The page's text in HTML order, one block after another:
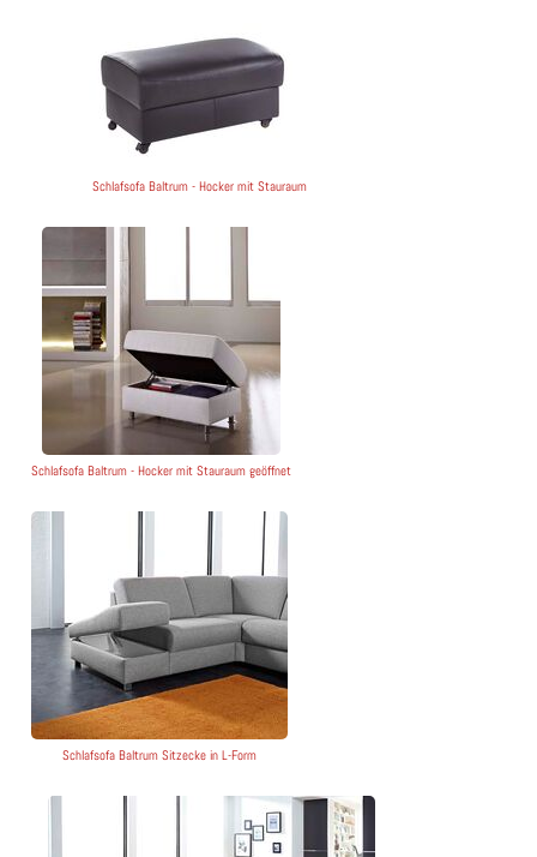
Schlafsofa Baltrum - Hocker mit Stauraum
Schlafsofa Baltrum - Hocker mit Stauraum geöffnet
Schlafsofa Baltrum Sitzecke in L-Form